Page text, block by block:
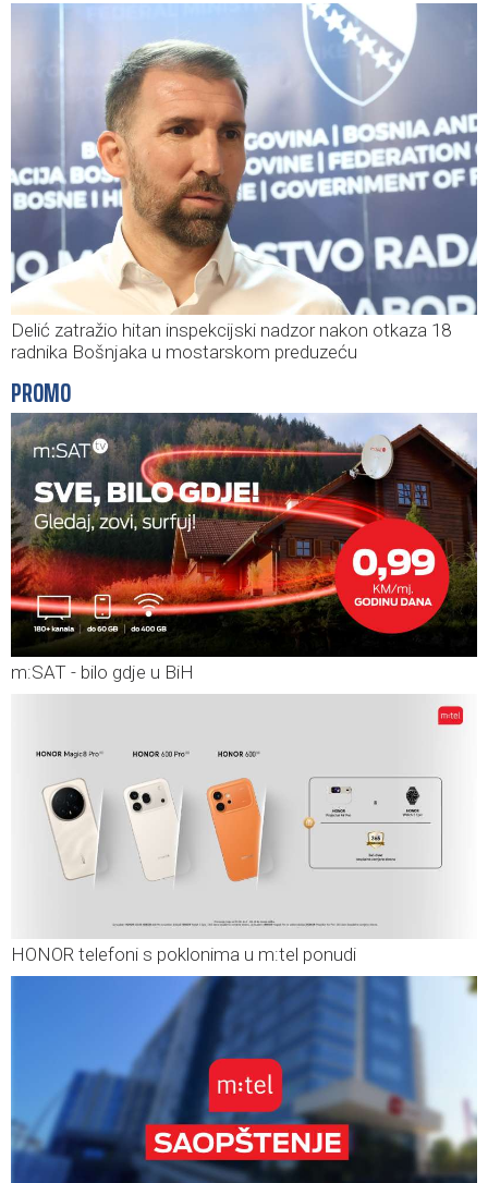
Delić zatražio hitan inspekcijski nadzor nakon otkaza 18
radnika Bošnjaka u mostarskom preduzeću
PROMO
m:SAT - bilo gdje u BiH
HONOR telefoni s poklonima u m:tel ponudi